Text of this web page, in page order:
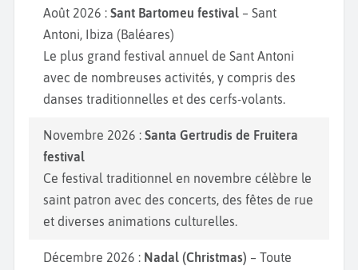
Août 2026 : Sant Bartomeu festival – Sant
Antoni, Ibiza (Baléares)
Le plus grand festival annuel de Sant Antoni
avec de nombreuses activités, y compris des
danses traditionnelles et des cerfs-volants.
Novembre 2026 : Santa Gertrudis de Fruitera
festival
Ce festival traditionnel en novembre célèbre le
saint patron avec des concerts, des fêtes de rue
et diverses animations culturelles.
Décembre 2026 : Nadal (Christmas) – Toute